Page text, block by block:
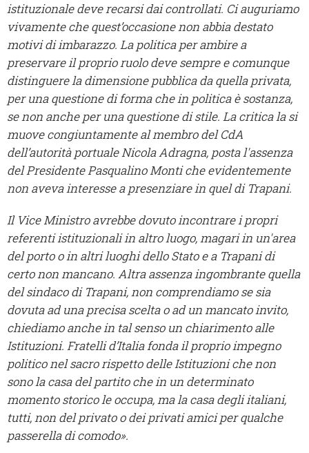
istituzionale deve recarsi dai controllati. Ci auguriamo
vivamente che quest’occasione non abbia destato
motivi di imbarazzo. La politica per ambire a
preservare il proprio ruolo deve sempre e comunque
distinguere la dimensione pubblica da quella privata,
per una questione di forma che in politica è sostanza,
se non anche per una questione di stile. La critica la si
muove congiuntamente al membro del CdA
dell’autorità portuale Nicola Adragna, posta l'assenza
del Presidente Pasqualino Monti che evidentemente
non aveva interesse a presenziare in quel di Trapani.
Il Vice Ministro avrebbe dovuto incontrare i propri
referenti istituzionali in altro luogo, magari in un'area
del porto o in altri luoghi dello Stato e a Trapani di
certo non mancano. Altra assenza ingombrante quella
del sindaco di Trapani, non comprendiamo se sia
dovuta ad una precisa scelta o ad un mancato invito,
chiediamo anche in tal senso un chiarimento alle
Istituzioni. Fratelli d’Italia fonda il proprio impegno
politico nel sacro rispetto delle Istituzioni che non
sono la casa del partito che in un determinato
momento storico le occupa, ma la casa degli italiani,
tutti, non del privato o dei privati amici per qualche
passerella di comodo».